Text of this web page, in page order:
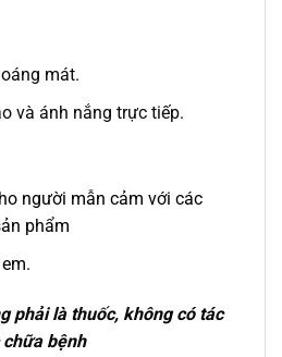
mát.
và ánh nắng trực tiếp.
người mẫn cảm với các
phẩm
phải là thuốc, không có tác
bệnh